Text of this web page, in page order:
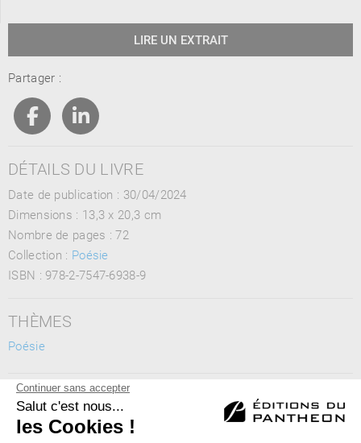
LIRE UN EXTRAIT
Partager :
DÉTAILS DU LIVRE
Date de publication : 30/04/2024
Dimensions : 13,3 x 20,3 cm
Nombre de pages :72
Collection : Poésie
ISBN : 978-2-7547-6938-9
THÈMES
Poésie
MOTS CLÉS
poèmes, incantatoires, lancinants, sombres, lyrisme